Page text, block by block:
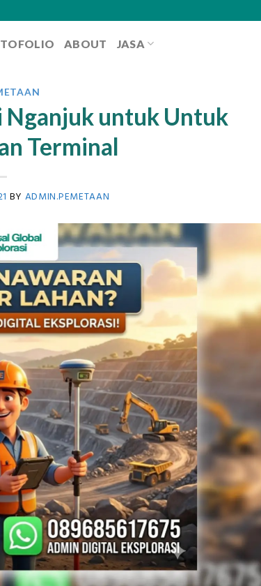
ABOUT JASA
Nganjuk untuk Untuk
Terminal
BY ADMIN.PEMETAAN